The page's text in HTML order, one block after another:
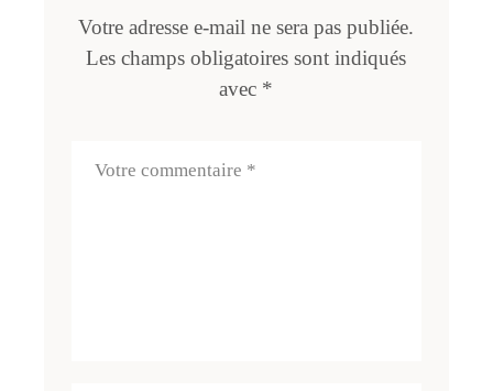
Votre adresse e-mail ne sera pas publiée.
Les champs obligatoires sont indiqués
avec *